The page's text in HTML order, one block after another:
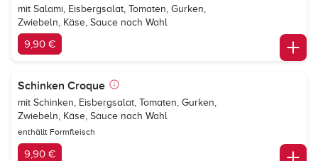
mit Salami, Eisbergsalat, Tomaten, Gurken,
Zwiebeln, Käse, Sauce nach Wahl
9,90 €
Schinken Croque
mit Schinken, Eisbergsalat, Tomaten, Gurken,
Zwiebeln, Käse, Sauce nach Wahl
enthällt Formfleisch
9,90 €